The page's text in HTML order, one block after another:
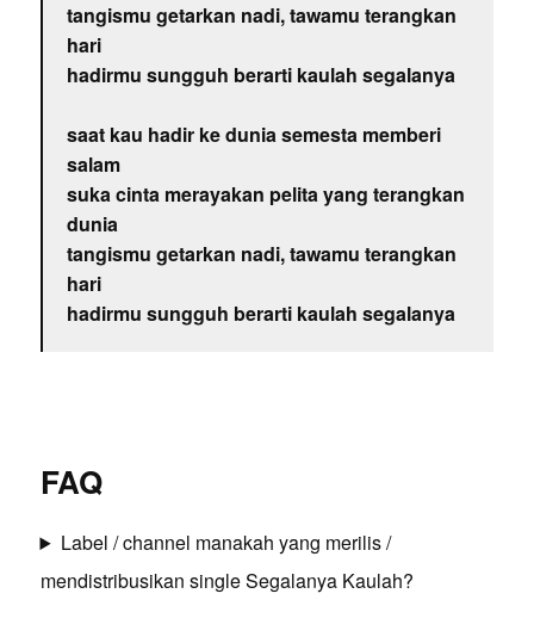
tangismu getarkan nadi, tawamu terangkan
hari
hadirmu sungguh berarti kaulah segalanya
saat kau hadir ke dunia semesta memberi
salam
suka cinta merayakan pelita yang terangkan
dunia
tangismu getarkan nadi, tawamu terangkan
hari
hadirmu sungguh berarti kaulah segalanya
FAQ
Label / channel manakah yang merilis /
mendistribusikan single Segalanya Kaulah?